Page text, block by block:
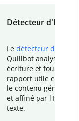
Détecteur d'IA
Le détecteur d'IA
Quillbot analyse votre
écriture et fournit un
rapport utile et
le contenu généré
et affiné par l'IA
texte.